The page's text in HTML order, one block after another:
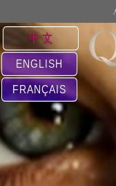
中 文
ENGLISH
FRANÇAIS